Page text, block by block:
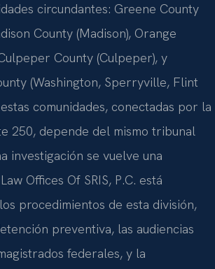
circundantes: Greene County
County (Madison), Orange
County (Culpeper), y
(Washington, Sperryville, Flint
comunidades, conectadas por la
250, depende del mismo tribunal
investigación se vuelve una
Offices Of SRIS, P.C. está
procedimientos de esta división,
preventiva, las audiencias
federales, y la